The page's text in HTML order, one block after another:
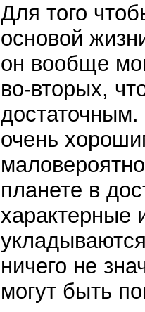
Для того
основой
он вообще
во-вторых,
достаточным.
очень
планете в
характерные
ничего не
могут быть